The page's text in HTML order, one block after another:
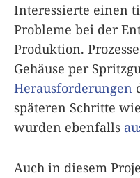
Interessierte einen
Probleme bei der
Produktion.
Gehäuse per
Herausforderungen
späteren Schritte
wurden ebenfalls
Auch in diesem